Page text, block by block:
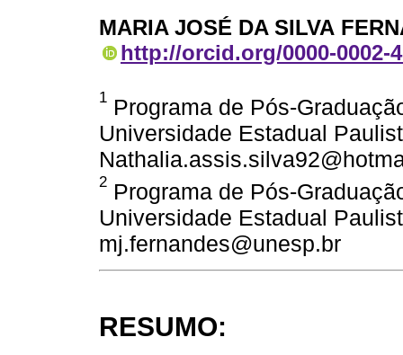
MARIA JOSÉ DA SILVA
http://orcid.org/0000-0002-
1 Programa de Pós-
Universidade Estadual
2 Programa de Pós-
Universidade Estadual
mj.fernandes@unesp.br
RESUMO: